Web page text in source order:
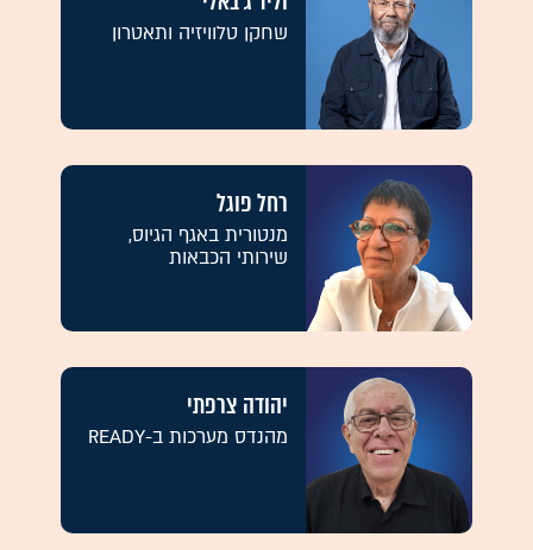
שחקן טלוויזיה ותאטרון
רחל פוגל
מנטורית באגף הגיוס,
שירותי הכבאות
יהודה צרפתי
מהנדס מערכות ב-READY